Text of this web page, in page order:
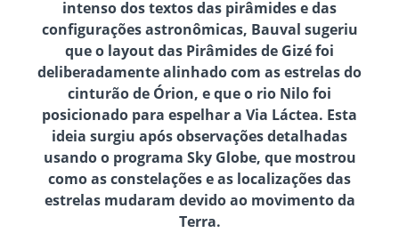
intenso dos textos das pirâmides e das
configurações astronômicas, Bauval sugeriu
que o layout das Pirâmides de Gizé foi
deliberadamente alinhado com as estrelas do
cinturão de Órion, e que o rio Nilo foi
posicionado para espelhar a Via Láctea. Esta
ideia surgiu após observações detalhadas
usando o programa Sky Globe, que mostrou
como as constelações e as localizações das
estrelas mudaram devido ao movimento da
Terra.